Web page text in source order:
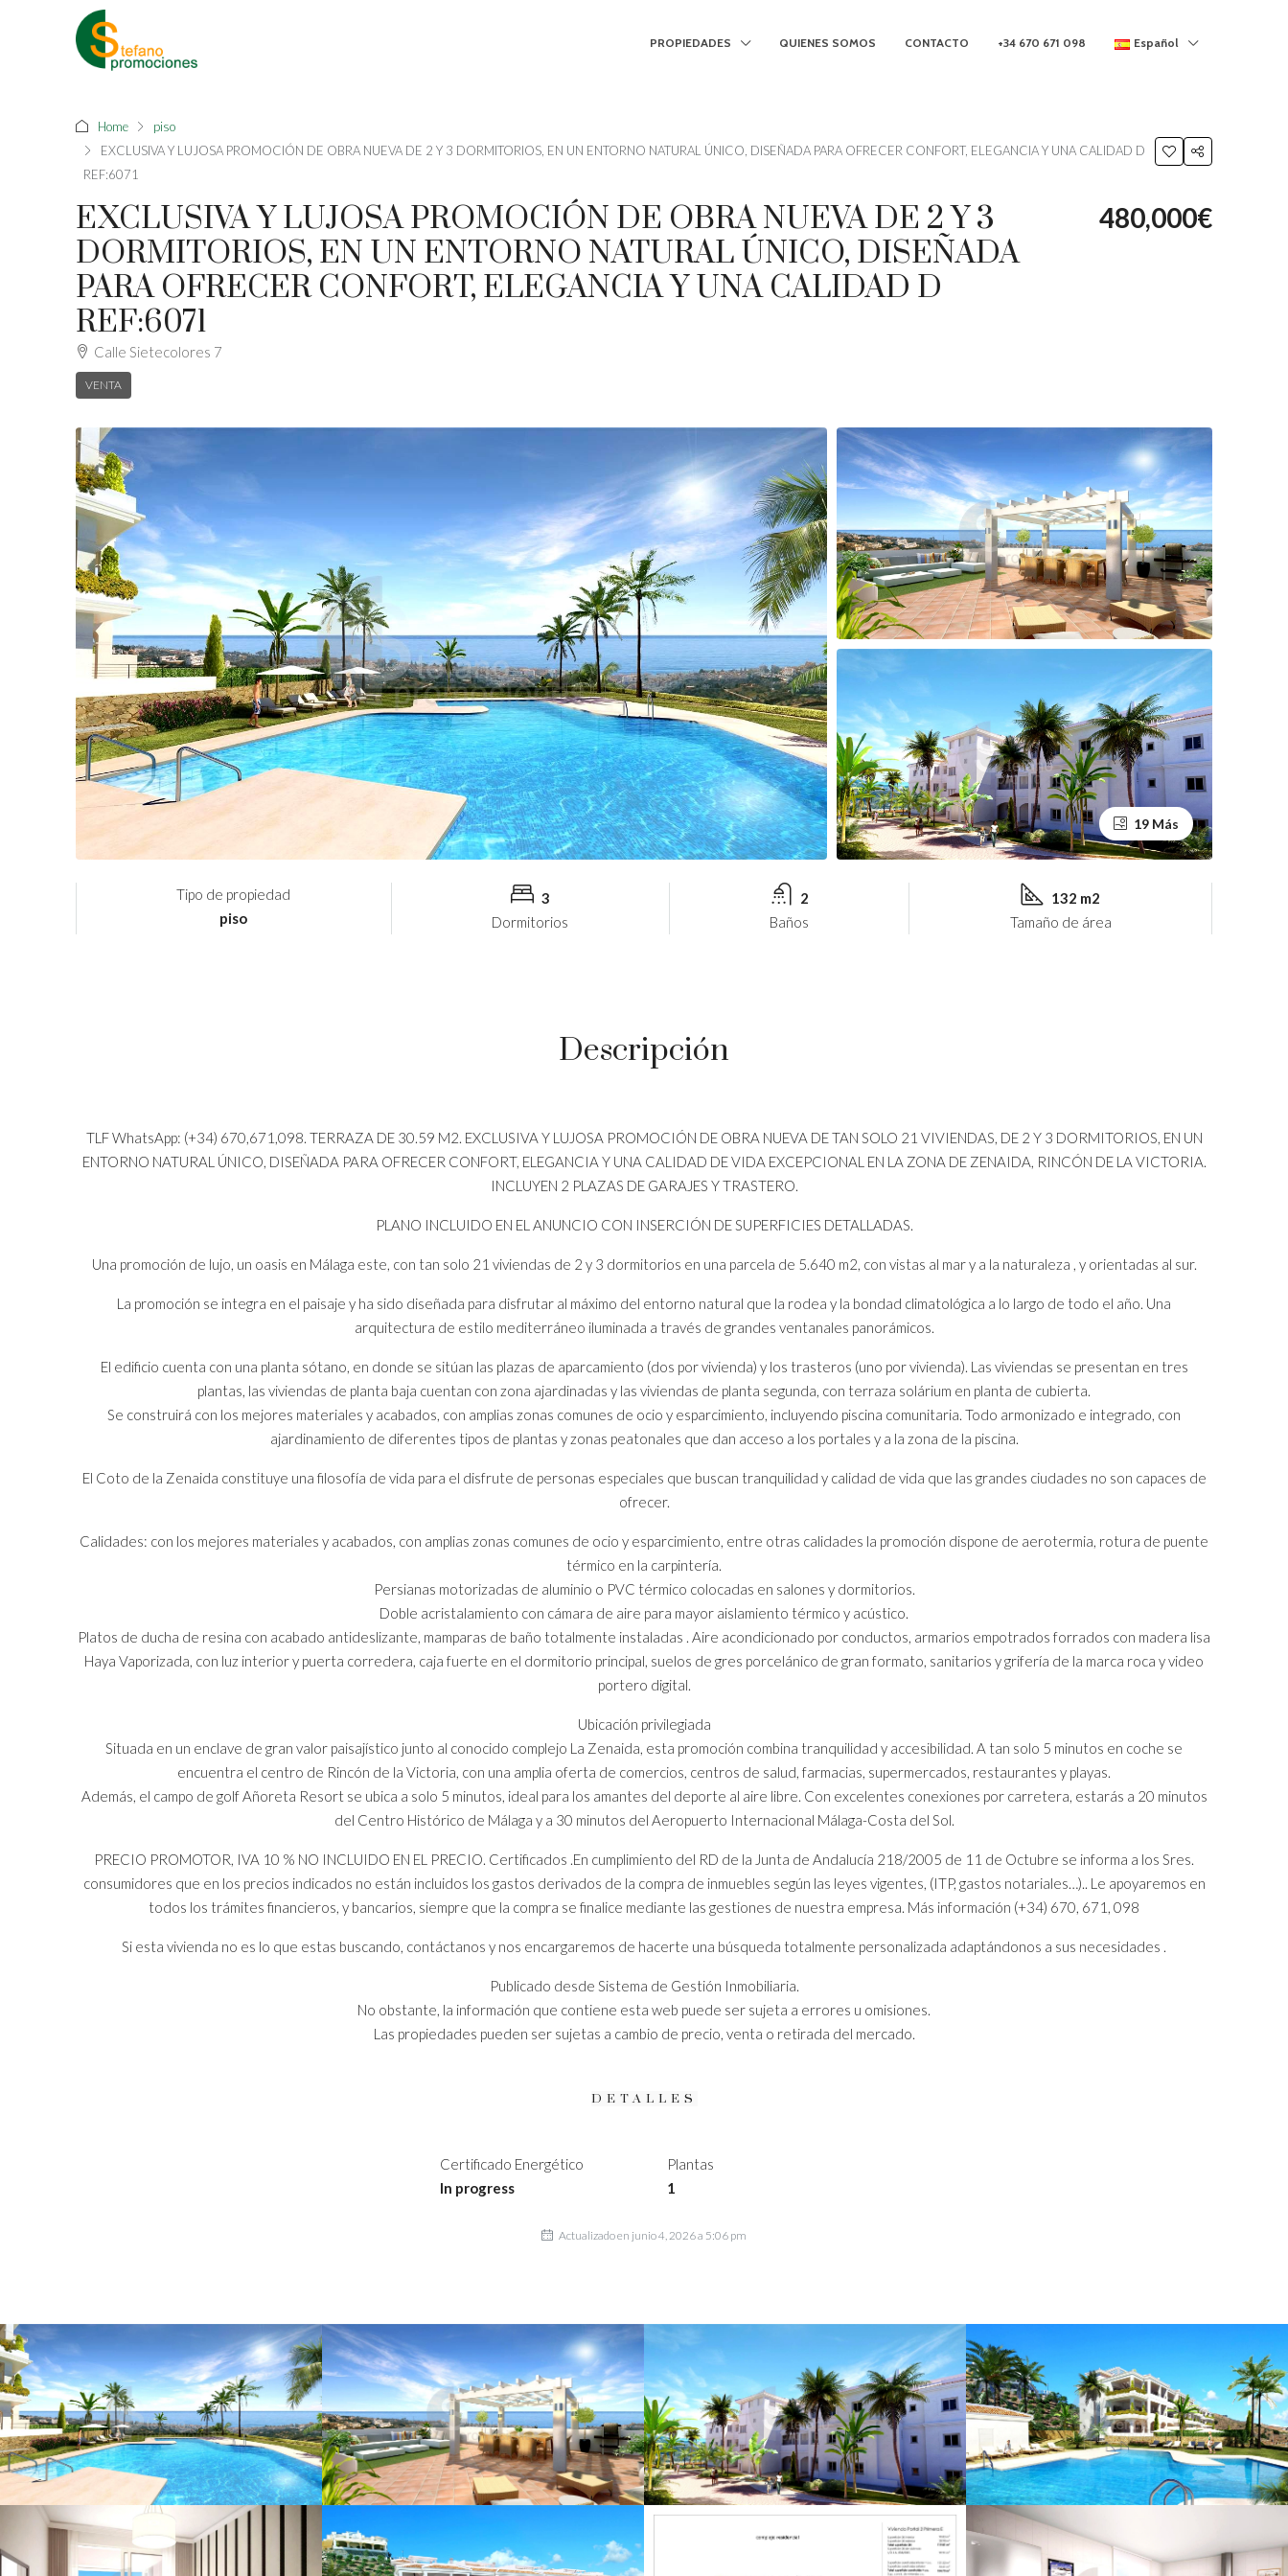
PROPIEDADES QUIENES SOMOS CONTACTO +34 670 671 098 Español
Home
piso
EXCLUSIVA Y LUJOSA PROMOCIÓN DE OBRA NUEVA DE 2 Y 3 DORMITORIOS, EN UN ENTORNO NATURAL ÚNICO, DISEÑADA PARA OFRECER CONFORT, ELEGANCIA Y UNA CALIDAD D
REF:6071
EXCLUSIVA Y LUJOSA PROMOCIÓN DE OBRA NUEVA DE 2 Y 3
DORMITORIOS, EN UN ENTORNO NATURAL ÚNICO, DISEÑADA
PARA OFRECER CONFORT, ELEGANCIA Y UNA CALIDAD D
REF:6071
Calle Sietecolores 7
VENTA
480,000€
19 Más
Tipo de propiedad
piso
3
Dormitorios
2
Baños
132 m2
Tamaño de área
Descripción
TLF WhatsApp: (+34) 670,671,098. TERRAZA DE 30.59 M2. EXCLUSIVA Y LUJOSA PROMOCIÓN DE OBRA NUEVA DE TAN SOLO 21 VIVIENDAS, DE 2 Y 3 DORMITORIOS, EN UN
ENTORNO NATURAL ÚNICO, DISEÑADA PARA OFRECER CONFORT, ELEGANCIA Y UNA CALIDAD DE VIDA EXCEPCIONAL EN LA ZONA DE ZENAIDA, RINCÓN DE LA VICTORIA.
INCLUYEN 2 PLAZAS DE GARAJES Y TRASTERO.
PLANO INCLUIDO EN EL ANUNCIO CON INSERCIÓN DE SUPERFICIES DETALLADAS.
Una promoción de lujo, un oasis en Málaga este, con tan solo 21 viviendas de 2 y 3 dormitorios en una parcela de 5.640 m2, con vistas al mar y a la naturaleza , y orientadas al sur.
La promoción se integra en el paisaje y ha sido diseñada para disfrutar al máximo del entorno natural que la rodea y la bondad climatológica a lo largo de todo el año. Una
arquitectura de estilo mediterráneo iluminada a través de grandes ventanales panorámicos.
El edificio cuenta con una planta sótano, en donde se sitúan las plazas de aparcamiento (dos por vivienda) y los trasteros (uno por vivienda). Las viviendas se presentan en tres
plantas, las viviendas de planta baja cuentan con zona ajardinadas y las viviendas de planta segunda, con terraza solárium en planta de cubierta.
Se construirá con los mejores materiales y acabados, con amplias zonas comunes de ocio y esparcimiento, incluyendo piscina comunitaria. Todo armonizado e integrado, con
ajardinamiento de diferentes tipos de plantas y zonas peatonales que dan acceso a los portales y a la zona de la piscina.
El Coto de la Zenaida constituye una filosofía de vida para el disfrute de personas especiales que buscan tranquilidad y calidad de vida que las grandes ciudades no son capaces de
ofrecer.
Calidades: con los mejores materiales y acabados, con amplias zonas comunes de ocio y esparcimiento, entre otras calidades la promoción dispone de aerotermia, rotura de puente
térmico en la carpintería.
Persianas motorizadas de aluminio o PVC térmico colocadas en salones y dormitorios.
Doble acristalamiento con cámara de aire para mayor aislamiento térmico y acústico.
Platos de ducha de resina con acabado antideslizante, mamparas de baño totalmente instaladas . Aire acondicionado por conductos, armarios empotrados forrados con madera lisa
Haya Vaporizada, con luz interior y puerta corredera, caja fuerte en el dormitorio principal, suelos de gres porcelánico de gran formato, sanitarios y grifería de la marca roca y video
portero digital.
Ubicación privilegiada
Situada en un enclave de gran valor paisajístico junto al conocido complejo La Zenaida, esta promoción combina tranquilidad y accesibilidad. A tan solo 5 minutos en coche se
encuentra el centro de Rincón de la Victoria, con una amplia oferta de comercios, centros de salud, farmacias, supermercados, restaurantes y playas.
Además, el campo de golf Añoreta Resort se ubica a solo 5 minutos, ideal para los amantes del deporte al aire libre. Con excelentes conexiones por carretera, estarás a 20 minutos
del Centro Histórico de Málaga y a 30 minutos del Aeropuerto Internacional Málaga-Costa del Sol.
PRECIO PROMOTOR, IVA 10 % NO INCLUIDO EN EL PRECIO. Certificados .En cumplimiento del RD de la Junta de Andalucía 218/2005 de 11 de Octubre se informa a los Sres.
consumidores que en los precios indicados no están incluidos los gastos derivados de la compra de inmuebles según las leyes vigentes, (ITP, gastos notariales…).. Le apoyaremos en
todos los trámites financieros, y bancarios, siempre que la compra se finalice mediante las gestiones de nuestra empresa. Más información (+34) 670, 671, 098
Si esta vivienda no es lo que estas buscando, contáctanos y nos encargaremos de hacerte una búsqueda totalmente personalizada adaptándonos a sus necesidades .
Publicado desde Sistema de Gestión Inmobiliaria.
No obstante, la información que contiene esta web puede ser sujeta a errores u omisiones.
Las propiedades pueden ser sujetas a cambio de precio, venta o retirada del mercado.
DETALLES
Certificado Energético
In progress
Plantas
1
Actualizado en junio 4, 2026 a 5:06 pm